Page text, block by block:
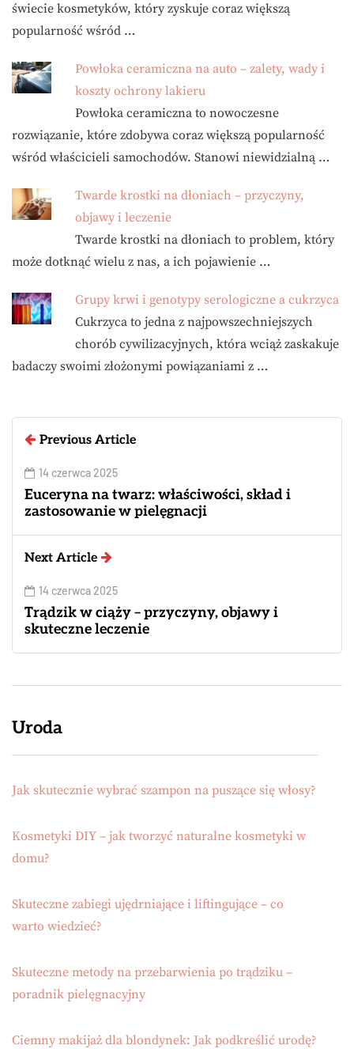
świecie kosmetyków, który zyskuje coraz większą
popularność wśród …
Powłoka ceramiczna na auto – zalety, wady i
koszty ochrony lakieru
Powłoka ceramiczna to nowoczesne
rozwiązanie, które zdobywa coraz większą popularność
wśród właścicieli samochodów. Stanowi niewidzialną …
Twarde krostki na dłoniach – przyczyny,
objawy i leczenie
Twarde krostki na dłoniach to problem, który
może dotknąć wielu z nas, a ich pojawienie …
Grupy krwi i genotypy serologiczne a cukrzyca
Cukrzyca to jedna z najpowszechniejszych
chorób cywilizacyjnych, która wciąż zaskakuje
badaczy swoimi złożonymi powiązaniami z …
Previous Article
14 czerwca 2025
Euceryna na twarz: właściwości, skład i
zastosowanie w pielęgnacji
Next Article
14 czerwca 2025
Trądzik w ciąży – przyczyny, objawy i
skuteczne leczenie
Uroda
Jak skutecznie wybrać szampon na puszące się włosy?
Kosmetyki DIY – jak tworzyć naturalne kosmetyki w
domu?
Skuteczne zabiegi ujędrniające i liftingujące – co
warto wiedzieć?
Skuteczne metody na przebarwienia po trądziku –
poradnik pielęgnacyjny
Ciemny makijaż dla blondynek: Jak podkreślić urodę?